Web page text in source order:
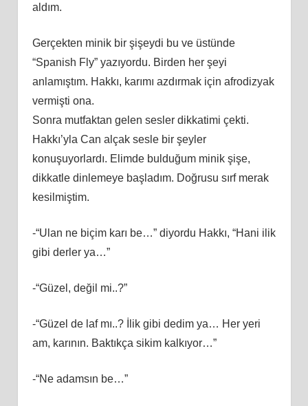
aldım.
Gerçekten minik bir şişeydi bu ve üstünde
“Spanish Fly” yazıyordu. Birden her şeyi
anlamıştım. Hakkı, karımı azdırmak için afrodizyak
vermişti ona.
Sonra mutfaktan gelen sesler dikkatimi çekti.
Hakkı’yla Can alçak sesle bir şeyler
konuşuyorlardı. Elimde bulduğum minik şişe,
dikkatle dinlemeye başladım. Doğrusu sırf merak
kesilmiştim.
-“Ulan ne biçim karı be…” diyordu Hakkı, “Hani ilik
gibi derler ya…”
-“Güzel, değil mi..?”
-“Güzel de laf mı..? İlik gibi dedim ya… Her yeri
am, karının. Baktıkça sikim kalkıyor…”
-“Ne adamsın be…”